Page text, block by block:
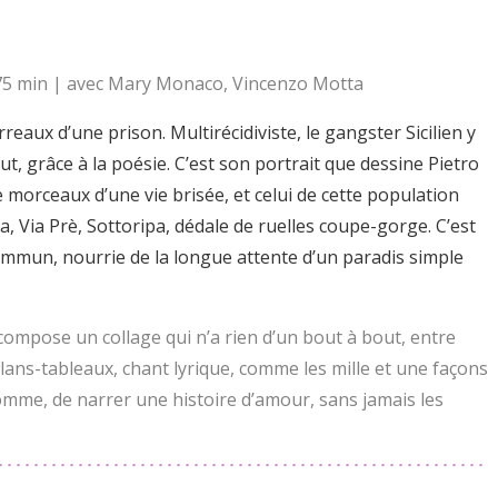
| avec Mary Monaco, Vincenzo Motta
d’une prison. Multirécidiviste, le gangster Sicilien y
grâce à la poésie. C’est son portrait que dessine Pietro
d’une vie brisée, et celui de cette population
Via Prè, Sottoripa, dédale de ruelles coupe-gorge. C’est
nourrie de la longue attente d’un paradis simple
un collage qui n’a rien d’un bout à bout, entre
tableaux, chant lyrique, comme les mille et une façons
de narrer une histoire d’amour, sans jamais les